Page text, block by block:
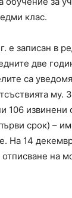
клас.
е записан в
две
са
му.
106 извинени
срок) –
На 14
на